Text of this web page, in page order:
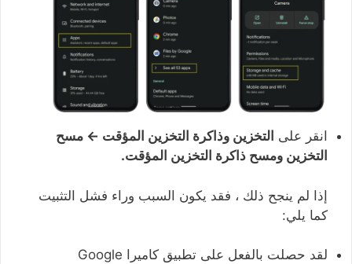
انقر على التخزين وذاكرة التخزين المؤقت ← مسح
التخزين ومسح ذاكرة التخزين المؤقت.
إذا لم ينجح ذلك ، فقد يكون السبب وراء فشل التثبيت
كما يلي:
لقد حصلت بالفعل على تطبيق كاميرا Google